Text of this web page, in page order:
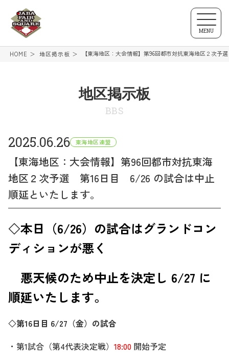
MENU
HOME 地区掲示板 【東海地区：大会情報】第96回都市対抗東海地区２次
地区掲示板
BBS
2025.06.26 東海地区連盟
【東海地区：大会情報】第96回都市対抗東海
地区２次予選 第16日目 6/26 の試合は中止
順延といたします。
◇本日（6/26）の試合はグランドコン
ディションが悪く
悪天候のため中止を決定し 6/27 に
順延いたします。
◇第16日目 6/27（金）の試合
・第1試合（第4代表決定戦） 18:00 開始予定